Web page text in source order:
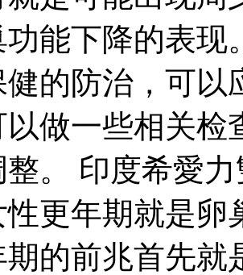
功能下降的表
健的防治，可
做一些相关检
。 印度希愛
性更年期就是
的前兆首先就